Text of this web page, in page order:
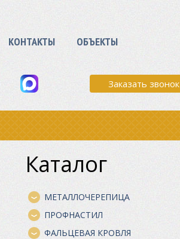
КОНТАКТЫ ОБЪЕКТЫ
Заказать звонок
Каталог
МЕТАЛЛОЧЕРЕПИЦА
ПРОФНАСТИЛ
ФАЛЬЦЕВАЯ КРОВЛЯ